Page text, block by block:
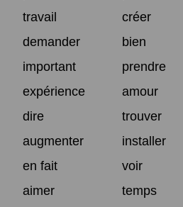
travail
créer
demander
bien
important
prendre
expérience
amour
dire
trouver
augmenter
installer
en fait
voir
aimer
temps